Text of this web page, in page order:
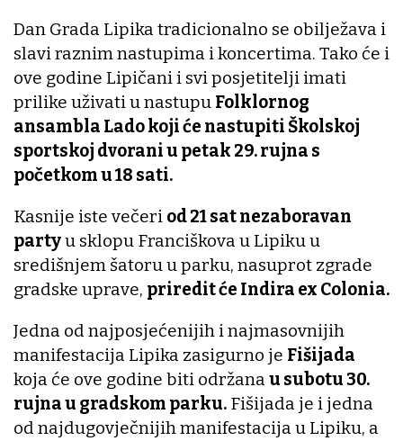
Dan Grada Lipika tradicionalno se obilježava i
slavi raznim nastupima i koncertima. Tako će i
ove godine Lipičani i svi posjetitelji imati
prilike uživati u nastupu Folklornog
ansambla Lado koji će nastupiti Školskoj
sportskoj dvorani u petak 29. rujna s
početkom u 18 sati.
Kasnije iste večeri od 21 sat nezaboravan
partyu sklopu Franciškova u Lipiku u
središnjem šatoru u parku, nasuprot zgrade
gradske uprave, priredit će Indira ex Colonia.
Jedna od najposjećenijih i najmasovnijih
manifestacija Lipika zasigurno je Fišijada
koja će ove godine biti održana u subotu 30.
rujna u gradskom parku. Fišijada je i jedna
od najdugovječnijih manifestacija u Lipiku, a